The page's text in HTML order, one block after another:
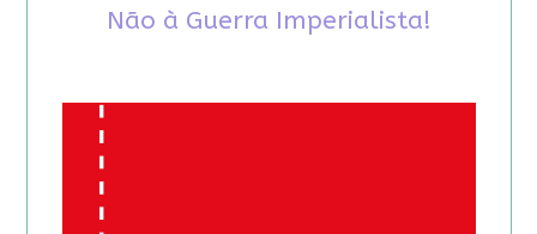
Não à Guerra Imperialista!